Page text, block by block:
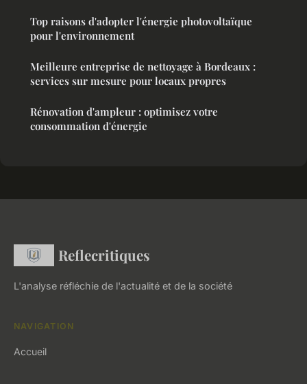
Top raisons d'adopter l'énergie photovoltaïque
pour l'environnement
Meilleure entreprise de nettoyage à Bordeaux :
services sur mesure pour locaux propres
Rénovation d'ampleur : optimisez votre
consommation d'énergie
Reflecritiques
L'analyse réfléchie de l'actualité et de la société
NAVIGATION
Accueil